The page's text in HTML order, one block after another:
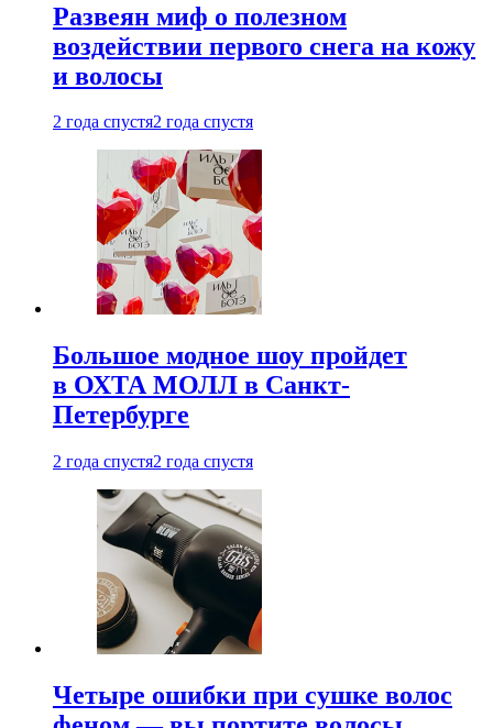
Развеян миф о полезном
воздействии первого снега на кожу
и волосы
2 года спустя2 года спустя
Большое модное шоу пройдет
в ОХТА МОЛЛ в Санкт-
Петербурге
2 года спустя2 года спустя
Четыре ошибки при сушке волос